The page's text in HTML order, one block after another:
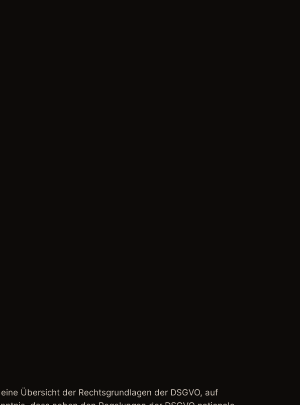
Übersicht der Rechtsgrundlagen der DSGVO, auf